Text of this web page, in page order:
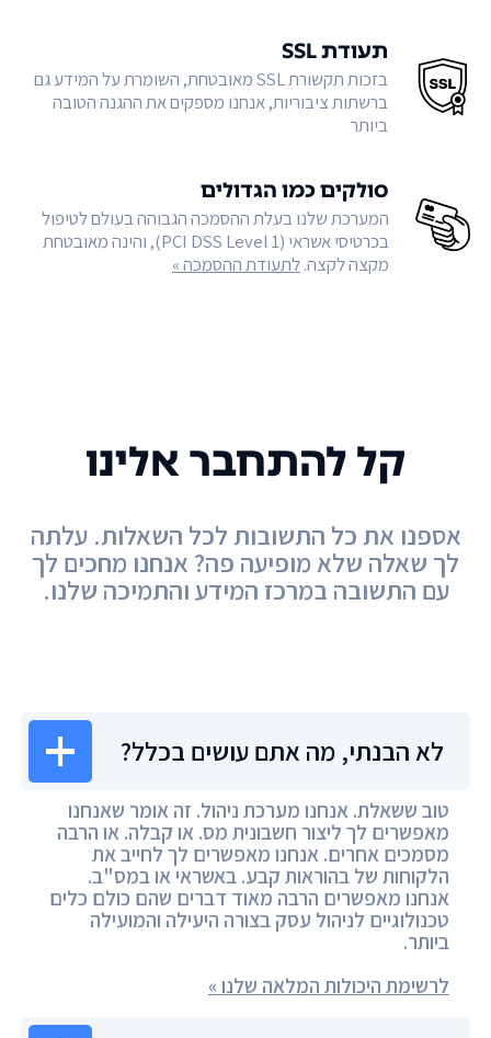
תעודת SSL
בזכות תקשורת SSL מאובטחת, השומרת על המידע גם
ברשתות ציבוריות, אנחנו מספקים את ההגנה הטובה
ביותר
סולקים כמו הגדולים
המערכת שלנו בעלת ההסמכה הגבוהה בעולם לטיפול
בכרטיסי אשראי (PCI DSS Level 1), והינה מאובטחת
מקצה לקצה.לתעודת ההסמכה »
לא הבנתי, מה אתם עושים בכלל?
טוב ששאלת. אנחנו מערכת ניהול. זה אומר שאנחנו
מאפשרים לך ליצור חשבונית מס. או קבלה. או הרבה
מסמכים אחרים. אנחנו מאפשרים לך לחייב את
הלקוחות של בהוראות קבע. באשראי או במס"ב.
אנחנו מאפשרים הרבה מאוד דברים שהם כולם כלים
טכנולוגיים לניהול עסק בצורה היעילה והמועילה
ביותר.
לרשימת היכולות המלאה שלנו »
קל להתחבר אלינו
אספנו את כל התשובות לכל השאלות. עלתה
לך שאלה שלא מופיעה פה? אנחנו מחכים לך
עם התשובה במרכז המידע והתמיכה שלנו.